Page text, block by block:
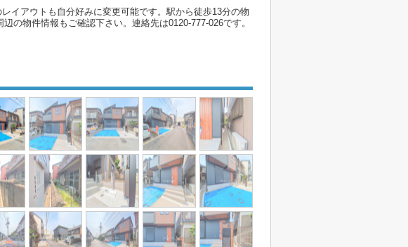
イアウトも自分好みに変更可能です。駅から徒歩13分の物
の物件情報もご確認下さい。連絡先は0120-777-026です。